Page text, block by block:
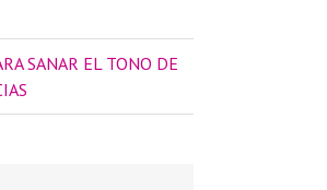
SANAR EL TONO DE